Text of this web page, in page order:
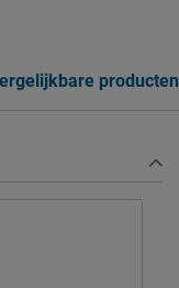
producten